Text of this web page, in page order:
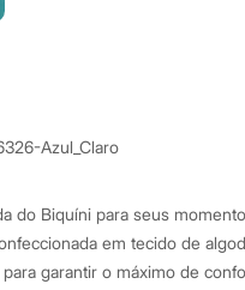
Azul_Claro
do Biquíni para seus
em tecido de
garantir o máximo de